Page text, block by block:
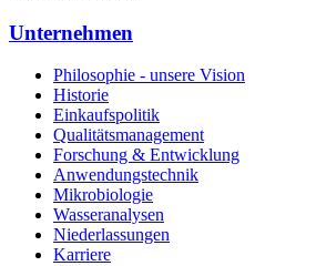
Unternehmen
Philosophie - unsere Vision
Historie
Einkaufspolitik
Qualitätsmanagement
Forschung & Entwicklung
Anwendungstechnik
Mikrobiologie
Wasseranalysen
Niederlassungen
Karriere